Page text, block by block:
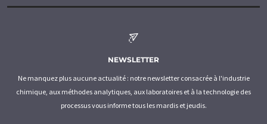
NEWSLETTER
Ne manquez plus aucune actualité : notre newsletter consacrée à l'industrie
chimique, aux méthodes analytiques, aux laboratoires et à la technologie des
processus vous informe tous les mardis et jeudis.